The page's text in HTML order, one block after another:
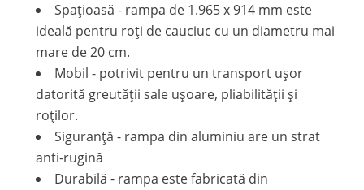
Spațioasă - rampa de 1.965 x 914 mm este
ideală pentru roți de cauciuc cu un diametru mai
mare de 20 cm.
Mobil - potrivit pentru un transport ușor
datorită greutății sale ușoare, pliabilității și
roților.
Siguranță - rampa din aluminiu are un strat
anti-rugină
Durabilă - rampa este fabricată din